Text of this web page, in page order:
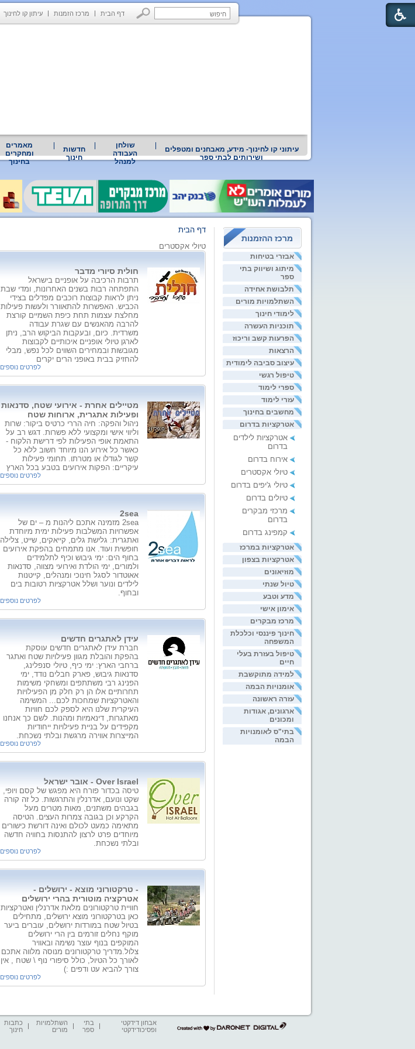
דף הבית מרכז הזמנות עיתון קו לחינוך
עיתוני קו לחינוך- מידע, מאבחנים ומטפלים
ושירותים לבתי ספר
שולחן
העבודה
למנהל
חדשות
חינוך
מאמרים
ומחקרים
בחינוך
מרכז ההזמנות
אבזרי בטיחות
מיתוג ושיווק בתי
ספר
תלבושת אחידה
השתלמויות מורים
לימודי חינוך
תוכניות העשרה
הפרעות קשב וריכוז
הרצאות
עיצוב סביבה לימודית
טיפול רגשי
ספרי לימוד
עזרי לימוד
מחשבים בחינוך
אטרקציות בדרום
אטרקציות לילדים
בדרום
אירוח בדרום
טיולי אקסטרים
טיולי ג'יפים בדרום
טיולים בדרום
מרכזי מבקרים
בדרום
קמפינג בדרום
אטרקציות במרכז
אטרקציות בצפון
מוזיאונים
טיול שנתי
מדע וטבע
אימון אישי
מרכז מבקרים
חינוך פיננסי וכלכלת
המשפחה
טיפול בעזרת בעלי
חיים
למידה מתוקשבת
אומנויות הבמה
עזרה ראשונה
ארגונים, אגודות
ומכונים
בתי"ס לאומנויות
הבמה
דף הבית
טיולי אקסטרים
חולית סיורי מדבר
תרבות הרכיבה על אופניים בישראל
התפתחה רבות בשנים האחרונות, ומדי שבת
ניתן לראות קבוצות רוכבים מפדלים בצידי
הכביש. האפשרות להתאוורר ולעשות פעילות
מחלצת עצמות תחת כיפת השמיים קורצת
להרבה מהאנשים עם שגרת עבודה
משרדית. כיום, ובעקבות הביקוש הרב, ניתן
לארגן טיולי אופניים איכותיים לקבוצות
מגובשות ובמחירים השווים לכל נפש, מבלי
להחזיק בבית באופני הרים יקרים
לפרטים נוספים
מטיילים אחרת - אירועי שטח, סדנאות
ופעילות אתגרית, ארוחות שטח
ניהול והפקה: חיה הררי כרטיס ביקור: שרות
וליווי אישי ומקצועי ללא פשרות. דגש רב על
התאמת אופי הפעילות לפי דרישת הלקוח -
כאשר כל אירוע הנו מיוחד חשוב ללא כל
קשר לגודלו או מטרתו. תחומי פעילות
עיקריים: הפקות אירועים בטבע בכל הארץ
לפרטים נוספים
2sea
2sea מזמינה אתכם ליהנות מ – ים של
אפשרויות המשלבות פעילות ימית מיוחדת
ואתגרית: גלישת גלים, קייאקים, שייט, צלילה
חופשית ועוד. אנו מתמחים בהפקת אירועים
בחוף הים: ימי גיבוש וכיף לתלמידים
ולמורים, ימי הולדת ואירועי מצווה, סדנאות
אאוטדור לסגל חינוכי ומנהלים, קייטנות
לילדים ונוער ושלל אטרקציות רטובות בים
ובחוף.
לפרטים נוספים
עידן לאתגרים חדשים
חברת עידן לאתגרים חדשים עוסקת
בהפקת והובלת מגוון פעילויות שטח ואתגר
ברחבי הארץ: ימי כיף, טיולי סנפלינג,
סדנאות גיבוש, פארק חבלים נודד, ימי
הפנינג רבי משתתפים ומשחקי משימות
תחרותיים אלו הן רק חלק מן הפעילויות
והאטרקציות שמחכות לכם... המשימה
העיקרית שלנו היא לספק לכם חוויות
מאתגרות, דינאמיות ומהנות. לשם כך אנחנו
מקפידים על בניית פעילויות ייחודיות
המייצרות אווירה מרגשת ובלתי נשכחת.
לפרטים נוספים
Over Israel - אובר ישראל
טיסה בכדור פורח היא מפגש של קסם ויופי,
שקט ונועם, אדרנלין והתרגשות. כל זה קורה
בגבהים משתנים, מאות מטרים מעל
הקרקע וכן בגובה צמרות העצים. הטיסה
מתאימה כמעט לכולם ואינה דורשת כישורים
מיוחדים פרט לרצון להתנסות בחוויה חדשה
ובלתי נשכחת.
לפרטים נוספים
- טרקטורוני מוצא - ירושלים -
אטרקציה מוטורית בהרי ירושלים
חוויית טרקטורונים מלאת אדרנלין ואטרקציות
כאן בטרקטורוני מוצא ירושלים, מתחילים
בטיול שטח במורדות ירושלים, עוברים ביער
מוקף נחלים זורמים בין הרי ירושלים
המוקפים בנוף עוצר נשימה ובאוויר
צלול.מדריך טרקטורונים מנוסה מלווה אתכם
לאורך כל הטיול, כולל סיפורי נוף \ שטח , אין
צורך להביא עט ודפים :)
לפרטים נוספים
דרונט
אבחון דידקטי
ופסיכודידקטי
בתי
ספר
השתלמויות
מורים
כתבות
חינוך